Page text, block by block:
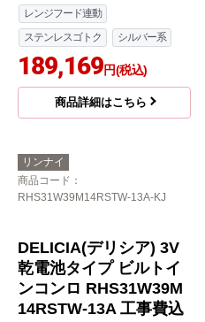
乾電池タイプ ビルトイ
ンコンロ RHS72W39M
13RCSTW-13A 工事費
込
ガラストップ
都市ガス
無水両面焼グリル
レンジフード連動
ステンレスゴトク
商品詳細はこちら
リンナイ